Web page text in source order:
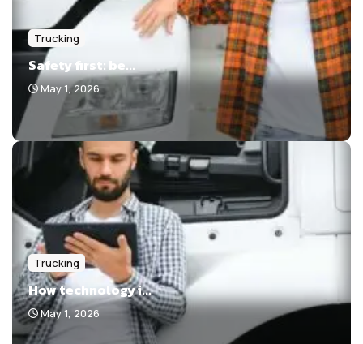
Trucking
Safety first: be...
May 1, 2026
Trucking
How technology i...
May 1, 2026